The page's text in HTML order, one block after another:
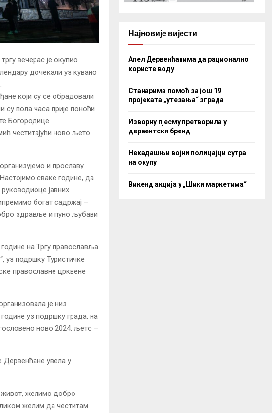
вечерас је окупио
дочекали уз кувано
који су се обрадовали
су пола часа прије поноћи
Богородице.
честитајући ново љето
и прославу
сваке године, да
јавних
богат садржај –
здравље и пуно љубави
на Тргу православља
уз подршку Туристичке
православне црквене
је низ
уз подршку града, на
ново 2024. љето –
Дервенћане увела у
живот, желимо добро
желим да честитам
Најновије вијести
Апел Дервенћанима да рационално
користе воду
Станарима помоћ за још 19
пројеката „утезања“ зграда
Изворну пјесму претворила у
дервентски бренд
Некадашњи војни полицајци сутра
на окупу
Викенд акција у „Шики маркетима“